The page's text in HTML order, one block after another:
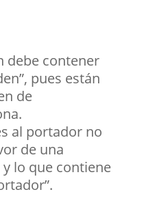
debe contener
pues están
de
al portador no
de una
lo que contiene